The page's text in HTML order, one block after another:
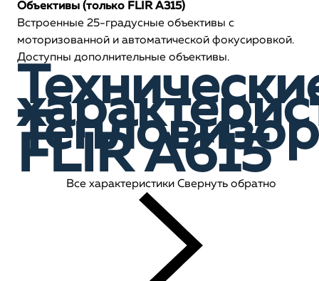
Объективы (только FLIR A315)
Встроенные 25-градусные объективы с
моторизованной и автоматической фокусировкой.
Доступны дополнительные объективы.
Тепловизор
FLIR A615
Все характеристики Свернуть обратно